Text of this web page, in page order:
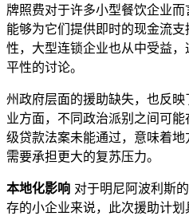
牌照费对于许多小型餐饮企业
能够为它们提供即时的现金流
性，大型连锁企业也从中受益
平性的讨论。
州政府层面的援助缺失，也反
业方面，不同政治派别之间可
级贷款法案未能通过，意味着地
需要承担更大的复苏压力。
本地化影响 对于明尼阿波利斯
存的小企业来说，此次援助计